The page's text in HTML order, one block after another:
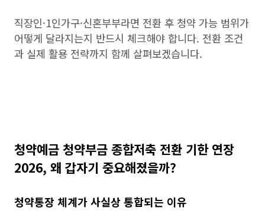
직장인·1인가구·신혼부부라면 전환 후 청약 가능 범위가
어떻게 달라지는지 반드시 체크해야 합니다. 전환 조건
과 실제 활용 전략까지 함께 살펴보겠습니다.
청약예금 청약부금 종합저축 전환 기한 연장
2026, 왜 갑자기 중요해졌을까?
청약통장 체계가 사실상 통합되는 이유